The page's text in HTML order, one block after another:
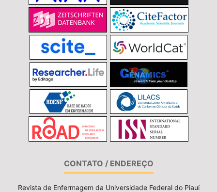
CONTATO / ENDEREÇO
Revista de Enfermagem da Universidade Federal do Piauí